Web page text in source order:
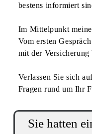
bestens informiert
Im Mittelpunkt
Vom ersten
mit der
Verlassen Sie sich
Fragen rund um Ihr
Sie hatten